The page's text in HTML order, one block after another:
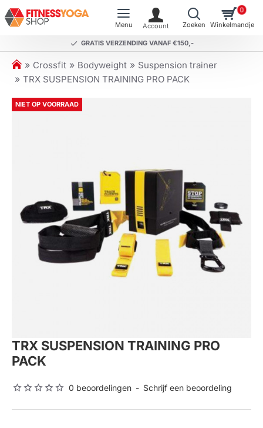
GRATIS VERZENDING VANAF €150,-
0
h
o
e
Crossfit Bodyweight
Suspension trainer
TRX SUSPENSION TRAINING PRO PACK
NIET OP VOORRAAD
TRX SUSPENSION TRAINING PRO
PACK
0 beoordelingen - Schrijf een beoordeling